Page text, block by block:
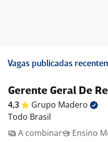
Vagas publicadas
Gerente Geral De
4,3 Grupo Madero
Todo Brasil
A combinar
Ensino